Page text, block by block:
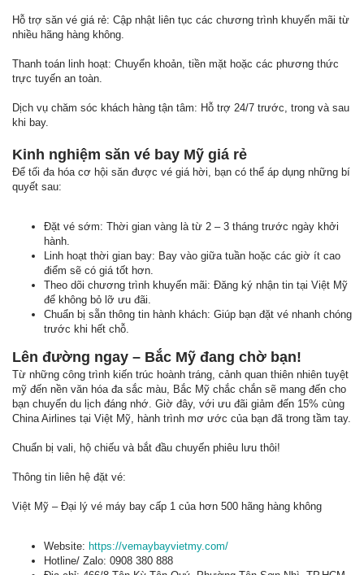
Hỗ trợ săn vé giá rẻ: Cập nhật liên tục các chương trình khuyến mãi từ
nhiều hãng hàng không.
Thanh toán linh hoạt: Chuyển khoản, tiền mặt hoặc các phương thức
trực tuyến an toàn.
Dịch vụ chăm sóc khách hàng tận tâm: Hỗ trợ 24/7 trước, trong và sau
khi bay.
Kinh nghiệm săn vé bay Mỹ giá rẻ
Để tối đa hóa cơ hội săn được vé giá hời, bạn có thể áp dụng những bí
quyết sau:
Đặt vé sớm: Thời gian vàng là từ 2 – 3 tháng trước ngày khởi
hành.
Linh hoạt thời gian bay: Bay vào giữa tuần hoặc các giờ ít cao
điểm sẽ có giá tốt hơn.
Theo dõi chương trình khuyến mãi: Đăng ký nhận tin tại Việt Mỹ
để không bỏ lỡ ưu đãi.
Chuẩn bị sẵn thông tin hành khách: Giúp bạn đặt vé nhanh chóng
trước khi hết chỗ.
Lên đường ngay – Bắc Mỹ đang chờ bạn!
Từ những công trình kiến trúc hoành tráng, cảnh quan thiên nhiên tuyệt
mỹ đến nền văn hóa đa sắc màu, Bắc Mỹ chắc chắn sẽ mang đến cho
bạn chuyến du lịch đáng nhớ. Giờ đây, với ưu đãi giảm đến 15% cùng
China Airlines tại Việt Mỹ, hành trình mơ ước của bạn đã trong tầm tay.
Chuẩn bị vali, hộ chiếu và bắt đầu chuyến phiêu lưu thôi!
Thông tin liên hệ đặt vé:
Việt Mỹ – Đại lý vé máy bay cấp 1 của hơn 500 hãng hàng không
Website: https://vemaybayvietmy.com/
Hotline/ Zalo: 0908 380 888